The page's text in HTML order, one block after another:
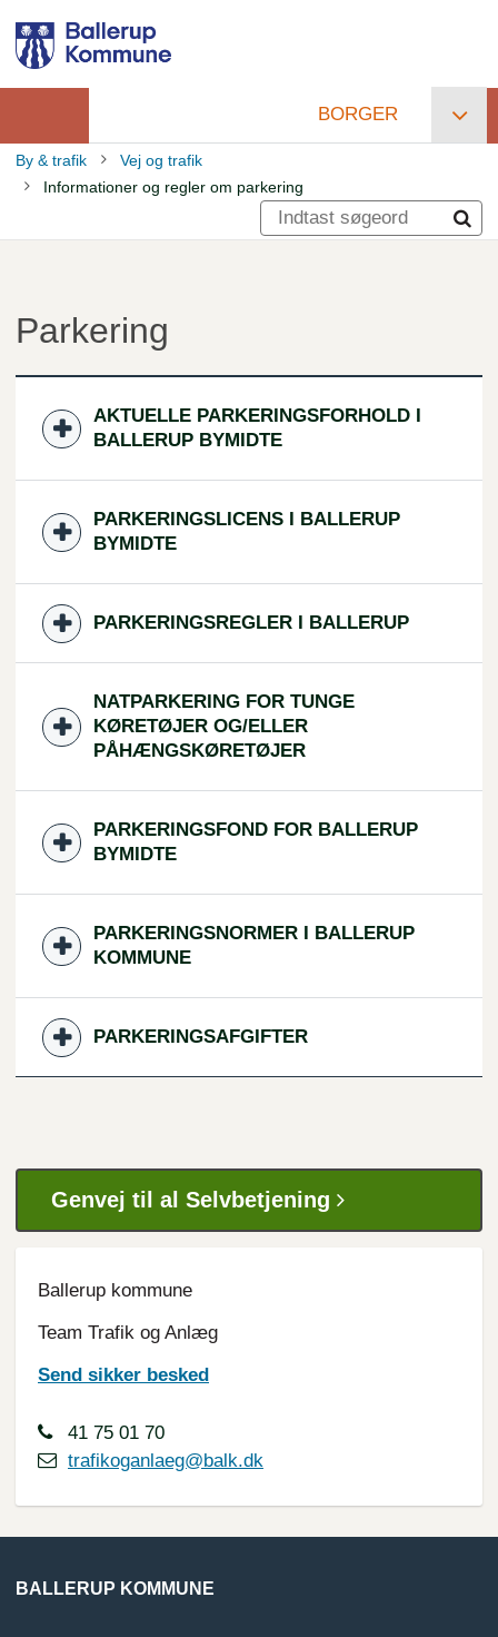
hovedindhold
Primær
navigation
BORGER
Brødkrumme
By & trafik
Vej og trafik
Informationer og regler om parkering
Parkering
AKTUELLE PARKERINGSFORHOLD I
BALLERUP BYMIDTE
PARKERINGSLICENS I BALLERUP
BYMIDTE
PARKERINGSREGLER I BALLERUP
NATPARKERING FOR TUNGE
KØRETØJER OG/ELLER
PÅHÆNGSKØRETØJER
PARKERINGSFOND FOR BALLERUP
BYMIDTE
PARKERINGSNORMER I BALLERUP
KOMMUNE
PARKERINGSAFGIFTER
Genvej til al Selvbetjening
Ballerup kommune
Team Trafik og Anlæg
Send sikker besked
41 75 01 70
trafikoganlaeg@balk.dk
BALLERUP KOMMUNE